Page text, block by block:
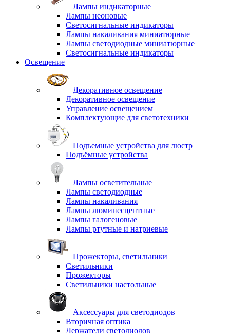
Лампы индикаторные
Лампы неоновые
Светосигнальные индикаторы
Лампы накаливания миниатюрные
Лампы светодиодные миниатюрные
Светосигнальные индикаторы
Освещение
Декоративное освещение
Декоративное освещение
Управление освещением
Комплектующие для светотехники
Подъемные устройства для люстр
Подъёмные устройства
Лампы осветительные
Лампы светодиодные
Лампы накаливания
Лампы люминесцентные
Лампы галогеновые
Лампы ртутные и натриевые
Прожекторы, светильники
Светильники
Прожекторы
Светильники настольные
Аксессуары для светодиодов
Вторичная оптика
Держатели светодиодов